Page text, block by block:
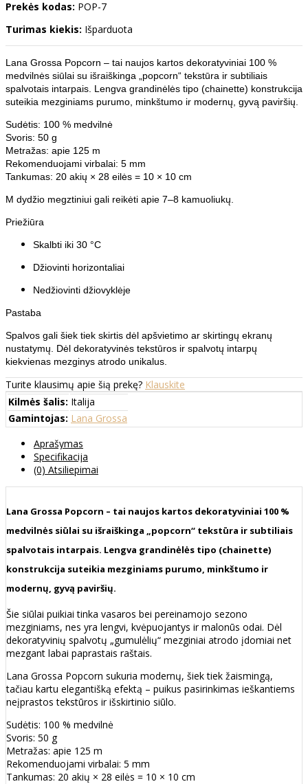
Prekės kodas: POP-7
Turimas kiekis: Išparduota
Lana Grossa Popcorn – tai naujos kartos dekoratyviniai 100 %
medvilnės siūlai su išraiškinga „popcorn“ tekstūra ir subtiliais
spalvotais intarpais. Lengva grandinėlės tipo (chainette) konstrukcija
suteikia mezginiams purumo, minkštumo ir modernų, gyvą paviršių.
Sudėtis: 100 % medvilnė
Svoris: 50 g
Metražas: apie 125 m
Rekomenduojami virbalai: 5 mm
Tankumas: 20 akių × 28 eilės = 10 × 10 cm
M dydžio megztiniui gali reikėti apie 7–8 kamuoliukų.
Priežiūra
Skalbti iki 30 °C
Džiovinti horizontaliai
Nedžiovinti džiovyklėje
Pastaba
Spalvos gali šiek tiek skirtis dėl apšvietimo ar skirtingų ekranų
nustatymų. Dėl dekoratyvinės tekstūros ir spalvotų intarpų
kiekvienas mezginys atrodo unikalus.
Turite klausimų apie šią prekę? Klauskite
Kilmės šalis: Italija
Gamintojas: Lana Grossa
Aprašymas
Specifikacija
(0) Atsiliepimai
Lana Grossa Popcorn – tai naujos kartos dekoratyviniai 100 %
medvilnės siūlai su išraiškinga „popcorn“ tekstūra ir subtiliais
spalvotais intarpais. Lengva grandinėlės tipo (chainette)
konstrukcija suteikia mezginiams purumo, minkštumo ir
modernų, gyvą paviršių.
Šie siūlai puikiai tinka vasaros bei pereinamojo sezono
mezginiams, nes yra lengvi, kvėpuojantys ir malonūs odai. Dėl
dekoratyvinių spalvotų „gumulėlių“ mezginiai atrodo įdomiai net
mezgant labai paprastais raštais.
Lana Grossa Popcorn sukuria modernų, šiek tiek žaismingą,
tačiau kartu elegantišką efektą – puikus pasirinkimas ieškantiems
neįprastos tekstūros ir išskirtinio siūlo.
Sudėtis: 100 % medvilnė
Svoris: 50 g
Metražas: apie 125 m
Rekomenduojami virbalai: 5 mm
Tankumas: 20 akių × 28 eilės = 10 × 10 cm